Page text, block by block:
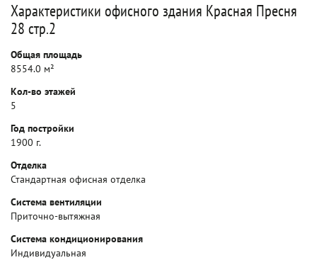
Характеристики офисного здания Красная Пресня
28 стр.2
Общая площадь
8554.0 м²
Кол-во этажей
5
Год постройки
1900 г.
Отделка
Стандартная офисная отделка
Система вентиляции
Приточно-вытяжная
Система кондиционирования
Индивидуальная